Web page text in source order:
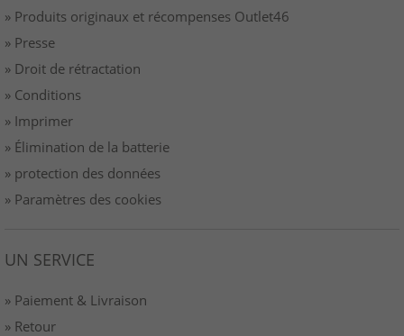
» Produits originaux et récompenses Outlet46
» Presse
» Droit de rétractation
» Conditions
» Imprimer
» Élimination de la batterie
» protection des données
» Paramètres des cookies
UN SERVICE
» Paiement & Livraison
» Retour